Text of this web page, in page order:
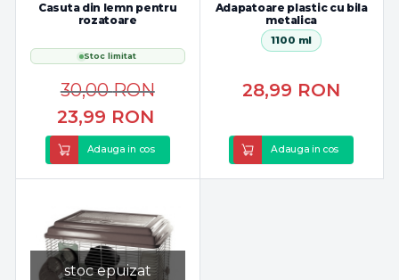
Casuta din lemn pentru
rozatoare
Stoc limitat
23,99 RON
30,00RON
Adauga in cos
Adapatoare plastic cu bila
metalica
1100 ml
28,99 RON
Adauga in cos
stoc epuizat